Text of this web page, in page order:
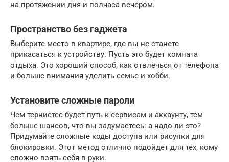
на протяжении дня и полчаса вечером.
Пространство без гаджета
Выберите место в квартире, где вы не станете
прикасаться к устройству. Пусть это будет комната
отдыха. Это хороший способ, как отвлечься от телефона
и больше внимания уделить семье и хобби.
Установите сложные пароли
Чем тернистее будет путь к сервисам и аккаунту, тем
больше шансов, что вы задумаетесь: а надо ли это?
Придумайте сложные коды доступа или рисунки для
блокировки. Этот метод отлично подойдет для тех, кому
сложно взять себя в руки.